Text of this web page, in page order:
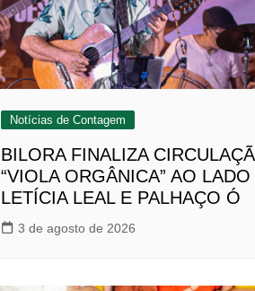
Notícias de Contagem
BILORA FINALIZA
“VIOLA ORGÂNICA” AO LADO
LETÍCIA LEAL E PALHAÇO Ó
3 de agosto de 2026